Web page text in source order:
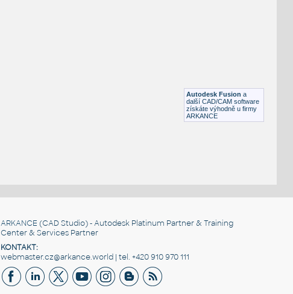
Autodesk Fusion a
další CAD/CAM software
získáte výhodně u firmy
ARKANCE
ARKANCE (CAD Studio) - Autodesk Platinum Partner & Training
Center & Services Partner
KONTAKT:
webmaster.cz@arkance.world | tel. +420 910 970 111